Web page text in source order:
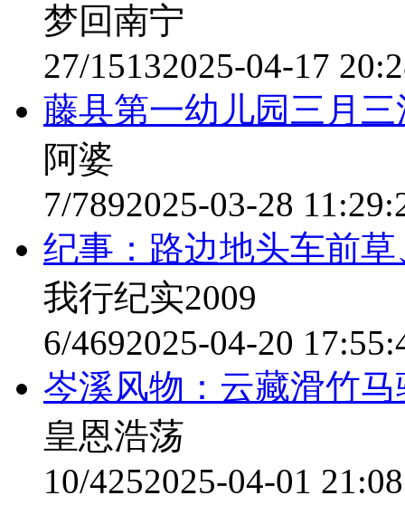
梦回南宁
27/15132025-04-17
藤县第一幼儿园三月三
阿婆
7/7892025-03-28
纪事：路边地头车前
我行纪实2009
6/4692025-04-20
岑溪风物：云藏滑竹
皇恩浩荡
10/4252025-04-01